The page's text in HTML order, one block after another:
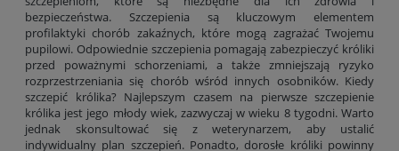
bezpieczeństwa. Szczepienia są kluczowym elementem
profilaktyki chorób zakaźnych, które mogą zagrażać Twojemu
pupilowi. Odpowiednie szczepienia pomagają zabezpieczyć króliki
przed poważnymi schorzeniami, a także zmniejszają ryzyko
rozprzestrzeniania się chorób wśród innych osobników. Kiedy
szczepić królika? Najlepszym czasem na pierwsze szczepienie
królika jest jego młody wiek, zazwyczaj w wieku 8 tygodni. Warto
jednak skonsultować się z weterynarzem, aby ustalić
indywidualny plan szczepień. Ponadto, dorosłe króliki powinny